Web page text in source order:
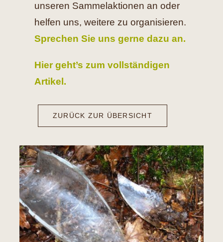
unseren Sammelaktionen an oder
helfen uns, weitere zu organisieren.
Sprechen Sie uns gerne dazu an.
Hier geht’s zum vollständigen
Artikel.
ZURÜCK ZUR ÜBERSICHT